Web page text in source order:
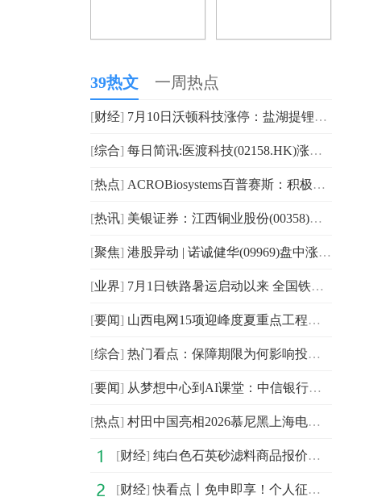
39热文 一周热点
[财经] 7月10日沃顿科技涨停：盐湖提锂，央企改革，国企改革概念热股|时讯
[综合] 每日简讯:医渡科技(02158.HK)涨超5%，截至发稿，涨4.58%，报5.48港元，成交额2617.21万港元
[热点] ACROBiosystems百普赛斯：积极构建全球产学研融合生态，多维赋能生物医药创新
[热讯] 美银证券：江西铜业股份(00358)上半年盈喜大胜预期 评级“买入” 快播
[聚焦] 港股异动 | 诺诚健华(09969)盘中涨超5% CDH17靶向ADC新药ICP-B208完成首例患者给药
[业界] 7月1日铁路暑运启动以来 全国铁路累计发送旅客已超1亿人次_焦点热闻
[要闻] 山西电网15项迎峰度夏重点工程全部投运
[综合] 热门看点：保障期限为何影响投保决策更合理？
[要闻] 从梦想中心到AI课堂：中信银行信用卡“爱·信·汇”探索乡村教育公益新路径
[热点] 村田中国亮相2026慕尼黑上海电子展 四大领域及人形机器人创新方案智启无界新生
[财经] 纯白色石英砂滤料商品报价动态（2025-12-14）|今日观点
[财经]快看点丨免申即享！个人征信一次性修复